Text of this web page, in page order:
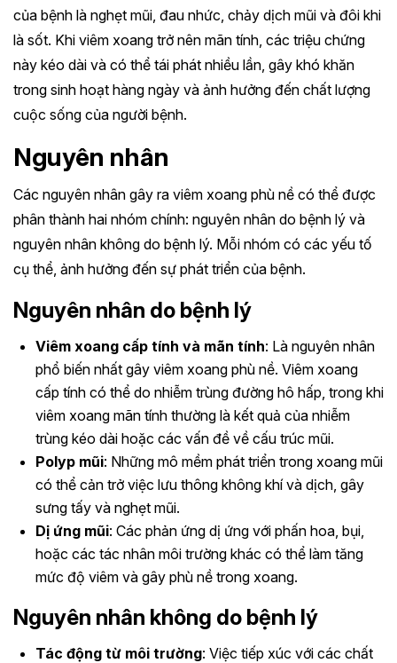
của bệnh là nghẹt mũi, đau nhức, chảy dịch mũi và đôi khi
là sốt. Khi viêm xoang trở nên mãn tính, các triệu chứng
này kéo dài và có thể tái phát nhiều lần, gây khó khăn
trong sinh hoạt hàng ngày và ảnh hưởng đến chất lượng
cuộc sống của người bệnh.
Nguyên nhân
Các nguyên nhân gây ra viêm xoang phù nề có thể được
phân thành hai nhóm chính: nguyên nhân do bệnh lý và
nguyên nhân không do bệnh lý. Mỗi nhóm có các yếu tố
cụ thể, ảnh hưởng đến sự phát triển của bệnh.
Nguyên nhân do bệnh lý
Viêm xoang cấp tính và mãn tính: Là nguyên nhân
phổ biến nhất gây viêm xoang phù nề. Viêm xoang
cấp tính có thể do nhiễm trùng đường hô hấp, trong khi
viêm xoang mãn tính thường là kết quả của nhiễm
trùng kéo dài hoặc các vấn đề về cấu trúc mũi.
Polyp mũi: Những mô mềm phát triển trong xoang mũi
có thể cản trở việc lưu thông không khí và dịch, gây
sưng tấy và nghẹt mũi.
Dị ứng mũi: Các phản ứng dị ứng với phấn hoa, bụi,
hoặc các tác nhân môi trường khác có thể làm tăng
mức độ viêm và gây phù nề trong xoang.
Nguyên nhân không do bệnh lý
Tác động từ môi trường: Việc tiếp xúc với các chất